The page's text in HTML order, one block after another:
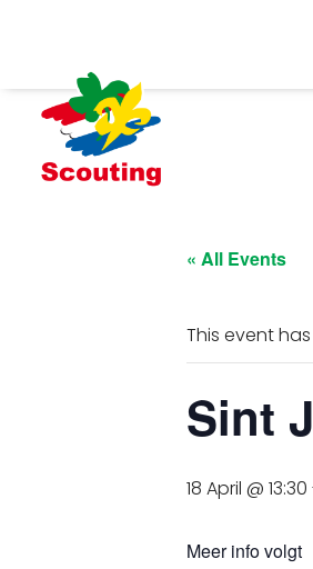
« All Events
This event
Sint
18 April @ 13:30
Meer info volgt